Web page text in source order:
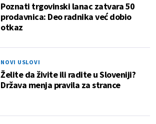
Poznati trgovinski lanac zatvara 50
prodavnica: Deo radnika već dobio
otkaz
NOVI USLOVI
Želite da živite ili radite u Sloveniji?
Država menja pravila za strance